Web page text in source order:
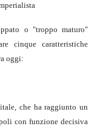
o "troppo maturo"
cinque caratteristiche
oggi:
che ha raggiunto un
con funzione decisiva